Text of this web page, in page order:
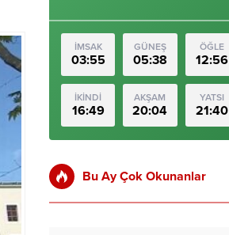
İMSAK
03:55
GÜNEŞ
05:38
ÖĞLE
12:56
İKİNDİ
16:49
AKŞAM
20:04
YATSI
21:40
Bu Ay Çok Okunanlar